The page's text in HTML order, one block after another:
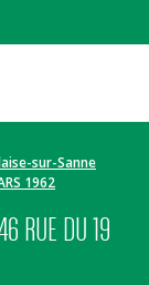
sur-Sanne
1962
RUE DU 19